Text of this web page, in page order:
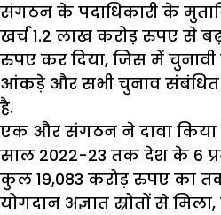
संगठन के पदाधिकारी के
खर्च 1.2 लाख करोड़ रुपए से
रुपए कर दिया, जिस में
आंकड़े और सभी चुनाव संबंधित
है.
एक और संगठन ने दावा
साल 2022-23 तक देश के 6
कुल 19,083 करोड़ रुपए का
योगदान अज्ञात स्रोतों से